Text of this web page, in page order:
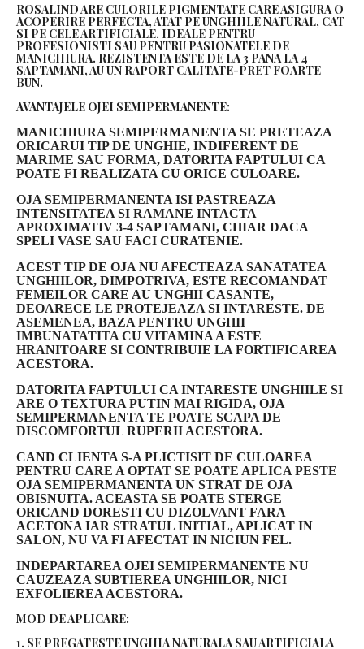
ROSALIND ARE CULORILE PIGMENTATE CARE ASIGURA O
ACOPERIRE PERFECTA, ATAT PE UNGHIILE NATURAL, CAT
SI PE CELE ARTIFICIALE. IDEALE PENTRU
PROFESIONISTI SAU PENTRU PASIONATELE DE
MANICHIURA. REZISTENTA ESTE DE LA 3 PANA LA 4
SAPTAMANI, AU UN RAPORT CALITATE-PRET FOARTE
BUN.
AVANTAJELE OJEI SEMIPERMANENTE:
MANICHIURA SEMIPERMANENTA SE PRETEAZA
ORICARUI TIP DE UNGHIE, INDIFERENT DE
MARIME SAU FORMA, DATORITA FAPTULUI CA
POATE FI REALIZATA CU ORICE CULOARE.
OJA SEMIPERMANENTA ISI PASTREAZA
INTENSITATEA SI RAMANE INTACTA
APROXIMATIV 3-4 SAPTAMANI, CHIAR DACA
SPELI VASE SAU FACI CURATENIE.
ACEST TIP DE OJA NU AFECTEAZA SANATATEA
UNGHIILOR, DIMPOTRIVA, ESTE RECOMANDAT
FEMEILOR CARE AU UNGHII CASANTE,
DEOARECE LE PROTEJEAZA SI INTARESTE. DE
ASEMENEA, BAZA PENTRU UNGHII
IMBUNATATITA CU VITAMINA A ESTE
HRANITOARE SI CONTRIBUIE LA FORTIFICAREA
ACESTORA.
DATORITA FAPTULUI CA INTARESTE UNGHIILE SI
ARE O TEXTURA PUTIN MAI RIGIDA, OJA
SEMIPERMANENTA TE POATE SCAPA DE
DISCOMFORTUL RUPERII ACESTORA.
CAND CLIENTA S-A PLICTISIT DE CULOAREA
PENTRU CARE A OPTAT SE POATE APLICA PESTE
OJA SEMIPERMANENTA UN STRAT DE OJA
OBISNUITA. ACEASTA SE POATE STERGE
ORICAND DORESTI CU DIZOLVANT FARA
ACETONA IAR STRATUL INITIAL, APLICAT IN
SALON, NU VA FI AFECTAT IN NICIUN FEL.
INDEPARTAREA OJEI SEMIPERMANENTE NU
CAUZEAZA SUBTIEREA UNGHIILOR, NICI
EXFOLIEREA ACESTORA.
MOD DE APLICARE:
1. SE PREGATESTE UNGHIA NATURALA SAU ARTIFICIALA